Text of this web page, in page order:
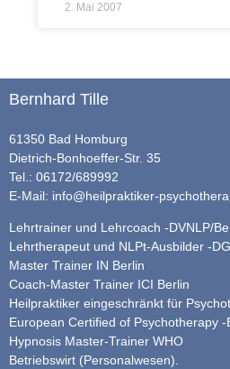
2. Mai 2007
Bernhard Tille
61350 Bad Homburg
Dietrich-Bonhoeffer-Str. 35
Tel.: 06172/689992
E-Mail: info@heilpraktiker-
Lehrtrainer und Lehrcoach -DVNLP/
Lehrtherapeut und NLPt-Ausbilder -
Master Trainer IN Berlin
Coach-Master Trainer ICI Berlin
Heilpraktiker eingeschränkt für
European Certified of Psychotherapy -
Hypnosis Master-Trainer WHO
Betriebswirt (Personalwesen).